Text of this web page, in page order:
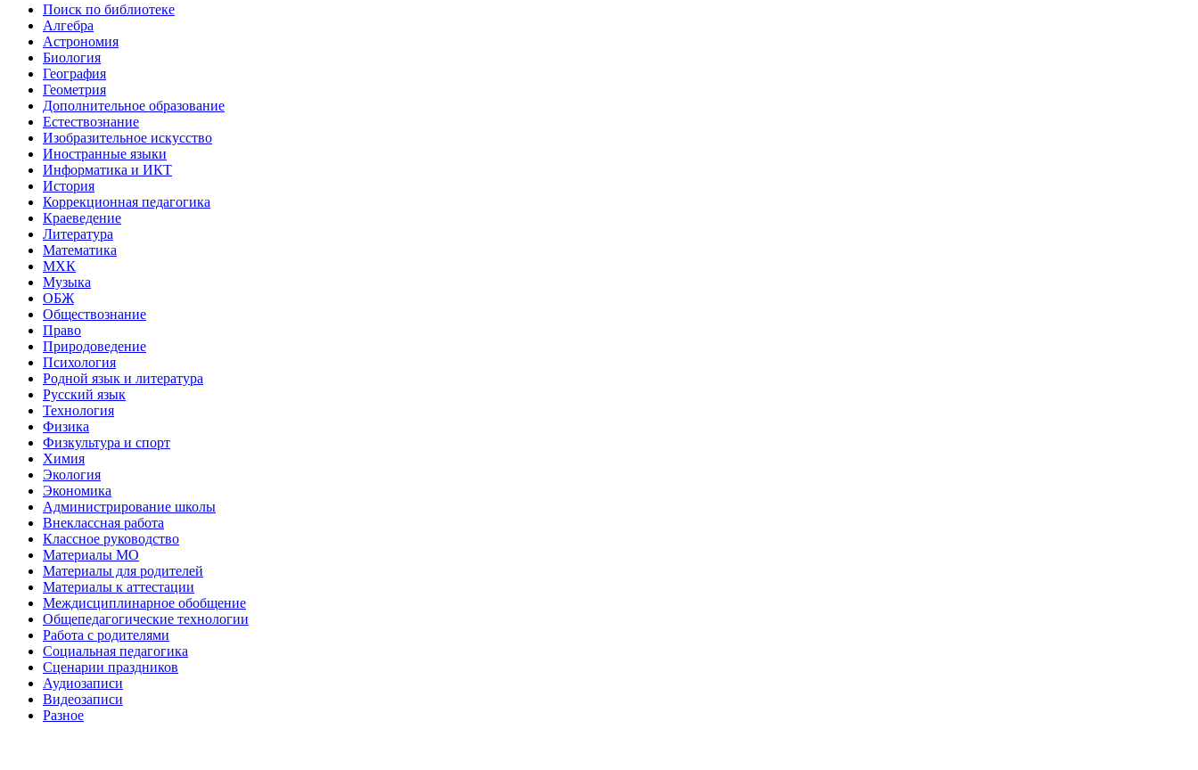
Поиск по библиотеке
Алгебра
Астрономия
Биология
География
Геометрия
Дополнительное образование
Естествознание
Изобразительное искусство
Иностранные языки
Информатика и ИКТ
История
Коррекционная педагогика
Краеведение
Литература
Математика
МХК
Музыка
ОБЖ
Обществознание
Право
Природоведение
Психология
Родной язык и литература
Русский язык
Технология
Физика
Физкультура и спорт
Химия
Экология
Экономика
Администрирование школы
Внеклассная работа
Классное руководство
Материалы МО
Материалы для родителей
Материалы к аттестации
Междисциплинарное обобщение
Общепедагогические технологии
Работа с родителями
Социальная педагогика
Сценарии праздников
Аудиозаписи
Видеозаписи
Разное